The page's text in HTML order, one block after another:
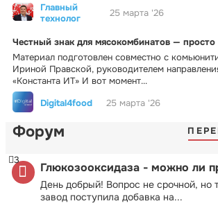
Главный
технолог
25 марта '26
Честный знак для мясокомбинатов —
Материал подготовлен совместно с
Ириной Правской, руководителем
«Константа ИТ» И вот момент...
Digital4food
25 марта '26
Форум
Глюкозооксидаза - можно ли
День добрый! Вопрос не срочной, но
завод поступила добавка на...
3